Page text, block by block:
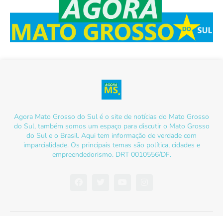
Agora Mato Grosso do Sul é o site de notícias do Mato Grosso
do Sul, também somos um espaço para discutir o Mato Grosso
do Sul e o Brasil. Aqui tem informação de verdade com
imparcialidade. Os principais temas são política, cidades e
empreendedorismo. DRT 0010556/DF.